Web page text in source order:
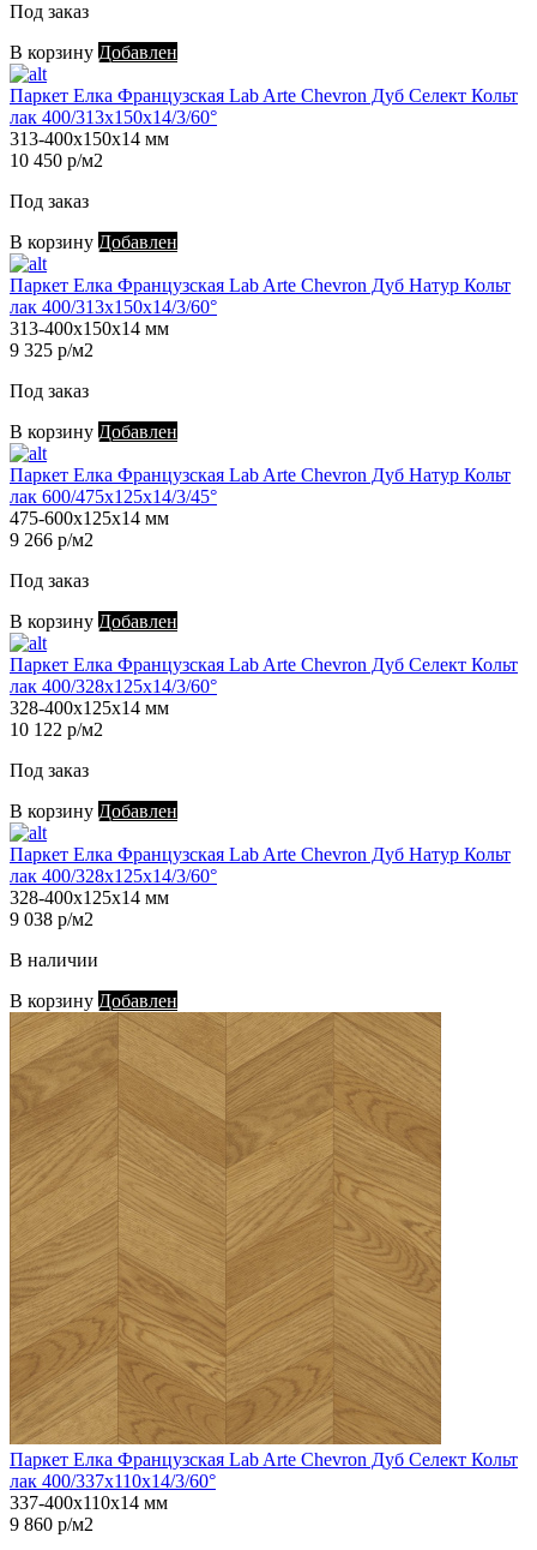
Под заказ
В корзину Добавлен
Паркет Елка Французская Lab Arte Chevron Дуб Селект Кольт
лак 400/313х150х14/3/60°
313-400х150х14 мм
10 450 р/м2
Под заказ
В корзину Добавлен
Паркет Елка Французская Lab Arte Chevron Дуб Натур Кольт
лак 400/313х150х14/3/60°
313-400х150х14 мм
9 325 р/м2
Под заказ
В корзину Добавлен
Паркет Елка Французская Lab Arte Chevron Дуб Натур Кольт
лак 600/475х125х14/3/45°
475-600х125х14 мм
9 266 р/м2
Под заказ
В корзину Добавлен
Паркет Елка Французская Lab Arte Chevron Дуб Селект Кольт
лак 400/328х125х14/3/60°
328-400х125х14 мм
10 122 р/м2
Под заказ
В корзину Добавлен
Паркет Елка Французская Lab Arte Chevron Дуб Натур Кольт
лак 400/328х125х14/3/60°
328-400х125х14 мм
9 038 р/м2
В наличии
В корзину Добавлен
Паркет Елка Французская Lab Arte Chevron Дуб Селект Кольт
лак 400/337х110х14/3/60°
337-400х110х14 мм
9 860 р/м2